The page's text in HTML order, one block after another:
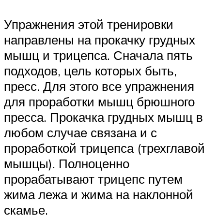
Упражнения этой тренировки
направлены на прокачку грудных
мышц и трицепса. Сначала пять
подходов, цель которых быть,
пресс. Для этого все упражнения
для проработки мышц брюшного
пресса. Прокачка грудных мышц в
любом случае связана и с
проработкой трицепса (трехглавой
мышцы). Полноценно
прорабатывают трицепс путем
жима лежа и жима на наклонной
скамье.